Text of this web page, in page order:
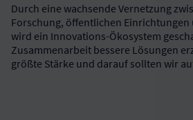
Durch eine wachsende Vernetzung
Forschung, öffentlichen
wird ein Innovations-Ökosystem
Zusammenarbeit bessere Lösungen
größte Stärke und darauf sollten wir